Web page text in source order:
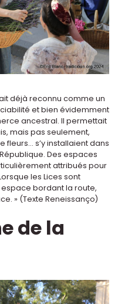
déjà reconnu comme un
et bien évidemment
ancestral. Il permettait
mais pas seulement,
s’y installaient dans
Des espaces
attribués pour
les Lices sont
bordant la route,
» (Texte Reneissanço)
de la